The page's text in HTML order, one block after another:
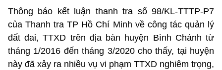
Thông báo kết luận thanh tra số 98/KL-TTTP-P7
của Thanh tra TP Hồ Chí Minh về công tác quản lý
đất đai, TTXD trên địa bàn huyện Bình Chánh từ
tháng 1/2016 đến tháng 3/2020 cho thấy, tại huyện
này đã xảy ra nhiều vụ vi phạm TTXD nghiêm trọng,